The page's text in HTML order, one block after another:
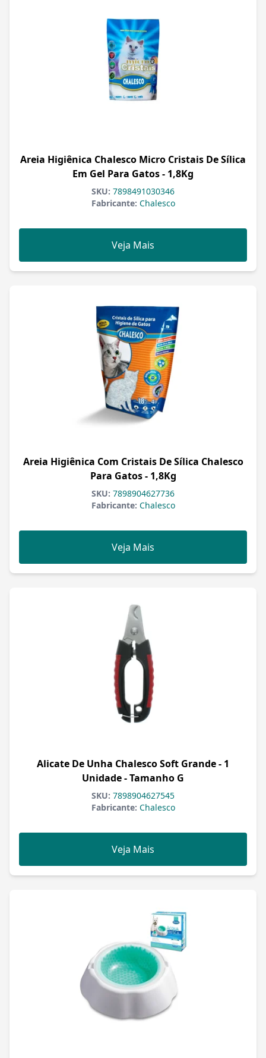
Areia Higiênica Chalesco Micro Cristais De Sílica
Em Gel Para Gatos - 1,8Kg
SKU: 7898491030346
Fabricante: Chalesco
Veja Mais
Areia Higiênica Com Cristais De Sílica Chalesco
Para Gatos - 1,8Kg
SKU: 7898904627736
Fabricante: Chalesco
Veja Mais
Alicate De Unha Chalesco Soft Grande - 1
Unidade - Tamanho G
SKU: 7898904627545
Fabricante: Chalesco
Veja Mais